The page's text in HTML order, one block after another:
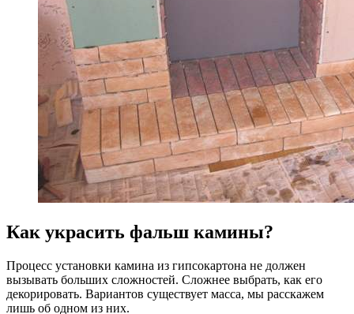
Как украсить фальш камины?
Процесс установки камина из гипсокартона не должен
вызывать больших сложностей. Сложнее выбрать, как его
декорировать. Вариантов существует масса, мы расскажем
лишь об одном из них.